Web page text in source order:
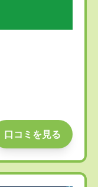
口コミを見る